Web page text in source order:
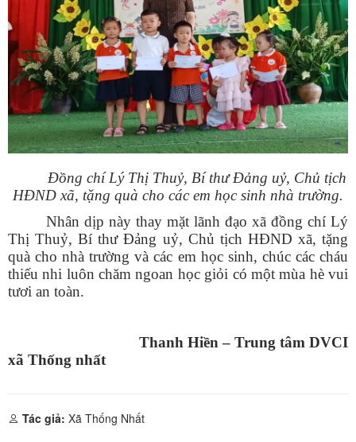
Đồng chí Lý Thị Thuỷ, Bí thư Đảng uỷ, Chủ tịch
HĐND xã, tặng quà cho các em học sinh nhà trường.
Nhân dịp này thay mặt lãnh đạo xã đồng chí Lý
Thị Thuỷ, Bí thư Đảng uỷ, Chủ tịch HĐND xã, tặng
quà cho nhà trường và các em học sinh, chúc các cháu
thiếu nhi luôn chăm ngoan học giỏi có một mùa hè vui
tươi an toàn.
Thanh Hiền – Trung tâm DVCI
xã Thống nhất
Tác giả: Xã Thống Nhất